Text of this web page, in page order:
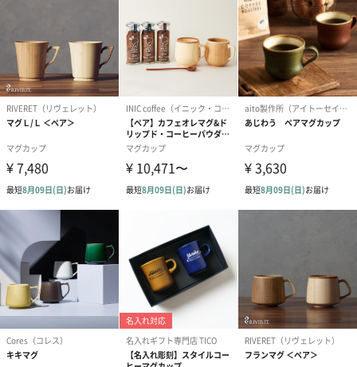
メッセージカード（通常・写真・グリーティング）
誕生日や結婚祝い・出産祝いなど、様々なシーンのメッセージカ
ードを同梱します。
メッセージカードや封筒のデザインは一部変更する場合がありま
す。
写真付きメッセージカ
ード（680円）
写真付きメッセージカ
ード（Thank you）ピ
ンク（680円）
【誕生日】
Birthday ホワ
刷なし）（